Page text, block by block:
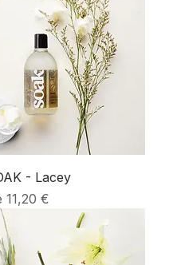
- Lacey
11,20 €